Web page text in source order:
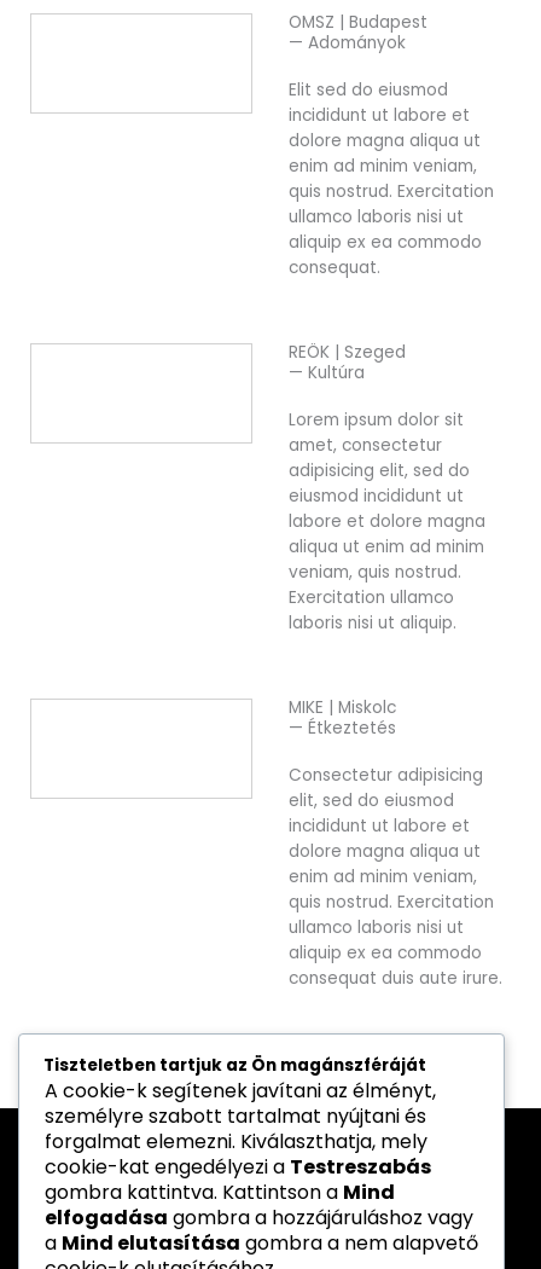
OMSZ | Budapest
— Adományok
Elit sed do eiusmod
incididunt ut labore et
dolore magna aliqua ut
enim ad minim veniam,
quis nostrud. Exercitation
ullamco laboris nisi ut
aliquip ex ea commodo
consequat.
REÖK | Szeged
— Kultúra
Lorem ipsum dolor sit
amet, consectetur
adipisicing elit, sed do
eiusmod incididunt ut
labore et dolore magna
aliqua ut enim ad minim
veniam, quis nostrud.
Exercitation ullamco
laboris nisi ut aliquip.
MIKE | Miskolc
— Étkeztetés
Consectetur adipisicing
elit, sed do eiusmod
incididunt ut labore et
dolore magna aliqua ut
enim ad minim veniam,
quis nostrud. Exercitation
ullamco laboris nisi ut
aliquip ex ea commodo
consequat duis aute irure.
Partnereink
Tiszteletben tartjuk az Ön magánszféráját
A cookie-k segítenek javítani az élményt,
személyre szabott tartalmat nyújtani és
forgalmat elemezni. Kiválaszthatja, mely
cookie-kat engedélyezi a Testreszabás
gombra kattintva. Kattintson a Mind
elfogadása gombra a hozzájáruláshoz vagy
a Mind elutasítása gombra a nem alapvető